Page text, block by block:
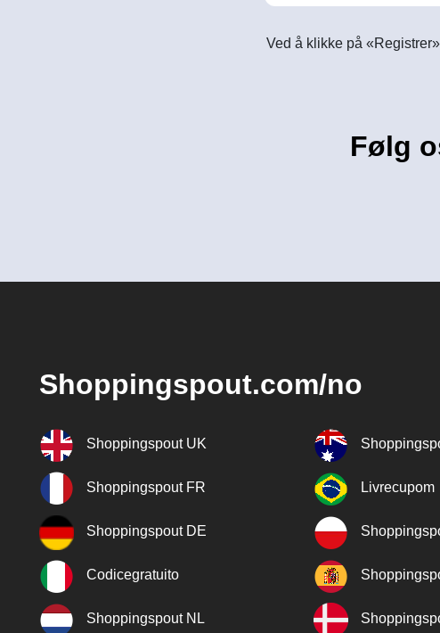
Ved å klikke på
Følg
Shoppingspout.com/no
Shoppingspout UK
Shoppingspout FR Livrecupom
Shoppingspout DE
Codicegratuito
Shoppingspout NL